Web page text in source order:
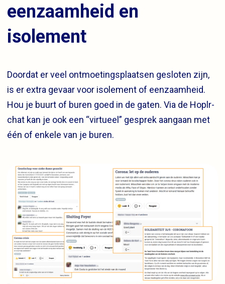
eenzaamheid en
isolement
Doordat er veel ontmoetingsplaatsen gesloten zijn,
is er extra gevaar voor isolement of eenzaamheid.
Hou je buurt of buren goed in de gaten. Via de Hoplr-
chat kan je ook een “virtueel” gesprek aangaan met
één of enkele van je buren.